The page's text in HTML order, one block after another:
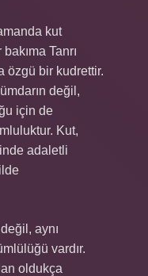
kut
Tanrı
özgü bir kudrettir.
değil,
için de
Kut,
adaletli
aynı
vardır.
oldukça